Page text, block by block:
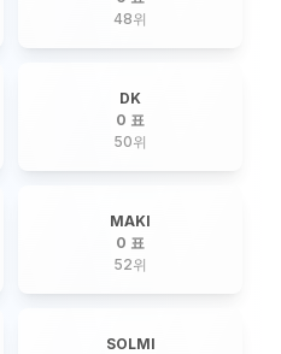
48위
DK
0 표
50위
MAKI
0 표
52위
SOLMI